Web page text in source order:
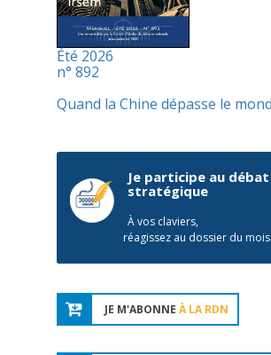
Été 2026
n° 892
Quand la Chine dépasse le
Je participe au débat
stratégique
À vos claviers,
réagissez au dossier du mois
JE M'ABONNE À LA RDN